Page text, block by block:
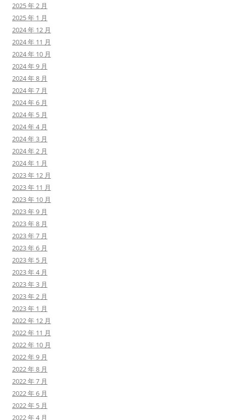
2025 年 2 月
2025 年 1 月
2024 年 12 月
2024 年 11 月
2024 年 10 月
2024 年 9 月
2024 年 8 月
2024 年 7 月
2024 年 6 月
2024 年 5 月
2024 年 4 月
2024 年 3 月
2024 年 2 月
2024 年 1 月
2023 年 12 月
2023 年 11 月
2023 年 10 月
2023 年 9 月
2023 年 8 月
2023 年 7 月
2023 年 6 月
2023 年 5 月
2023 年 4 月
2023 年 3 月
2023 年 2 月
2023 年 1 月
2022 年 12 月
2022 年 11 月
2022 年 10 月
2022 年 9 月
2022 年 8 月
2022 年 7 月
2022 年 6 月
2022 年 5 月
2022 年 4 月